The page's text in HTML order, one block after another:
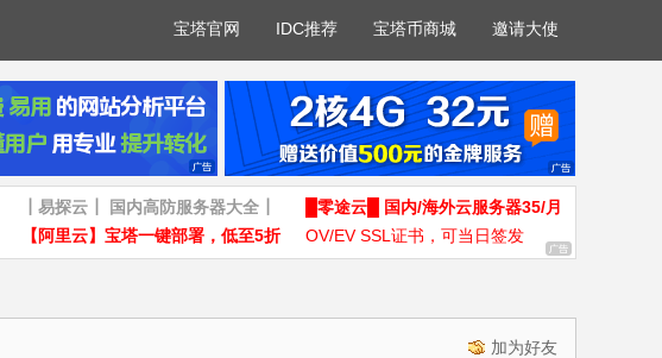
宝塔官网 IDC推荐 宝塔币商城 邀请大使
┃易探云┃ 国内高防服务器大全┃
█零途云█ 国内/海外云服务器35/月
【阿里云】宝塔一键部署，低至5折 OV/EV SSL证书，可当日签发
加为好友